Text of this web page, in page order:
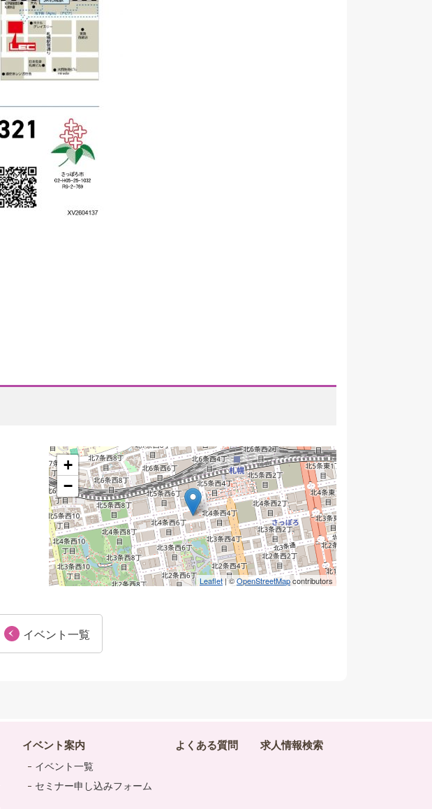
+
−
Leaflet| ©OpenStreetMapcontributors
イベント一覧
イベント案内
イベント一覧
セミナー申し込みフォーム
よくある質問 求人情報検索